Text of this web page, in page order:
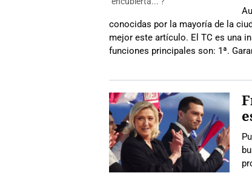
conocidas por la mayoría de la
mejor este artículo. El TC es una
funciones principales son: 1ª.